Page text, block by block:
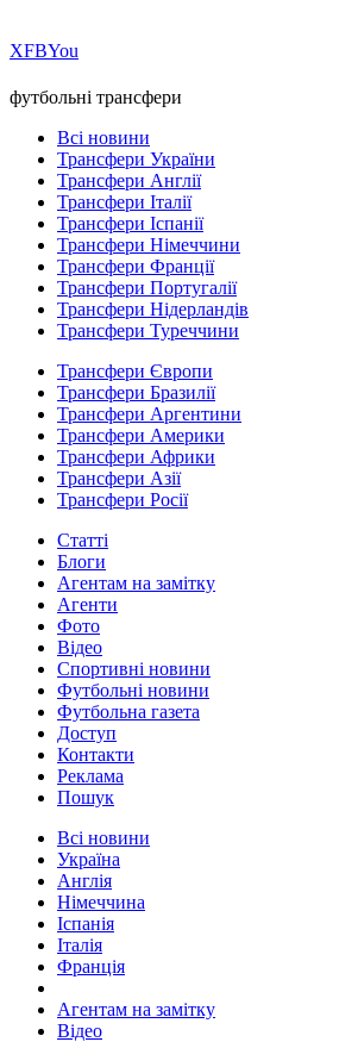
ХFBYou
футбольні трансфери
Всі новини
Трансфери України
Трансфери Англії
Трансфери Італії
Трансфери Іспанії
Трансфери Німеччини
Трансфери Франції
Трансфери Португалії
Трансфери Нідерландів
Трансфери Туреччини
Трансфери Європи
Трансфери Бразилії
Трансфери Аргентини
Трансфери Америки
Трансфери Африки
Трансфери Азії
Трансфери Росії
Статті
Блоги
Агентам на замітку
Агенти
Фото
Відео
Спортивні новини
Футбольні новини
Футбольна газета
Доступ
Контакти
Реклама
Пошук
Всі новини
Україна
Англія
Німеччина
Іспанія
Італія
Франція
Агентам на замітку
Відео